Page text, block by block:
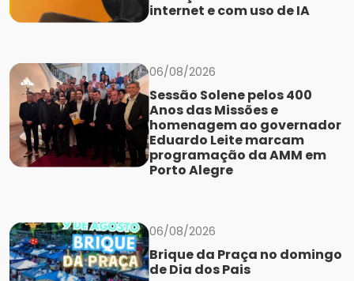
internet e com uso de IA
06/08/2026
Sessão Solene pelos 400
Anos das Missões e
homenagem ao governador
Eduardo Leite marcam
programação da AMM em
Porto Alegre
06/08/2026
Brique da Praça no domingo
de Dia dos Pais